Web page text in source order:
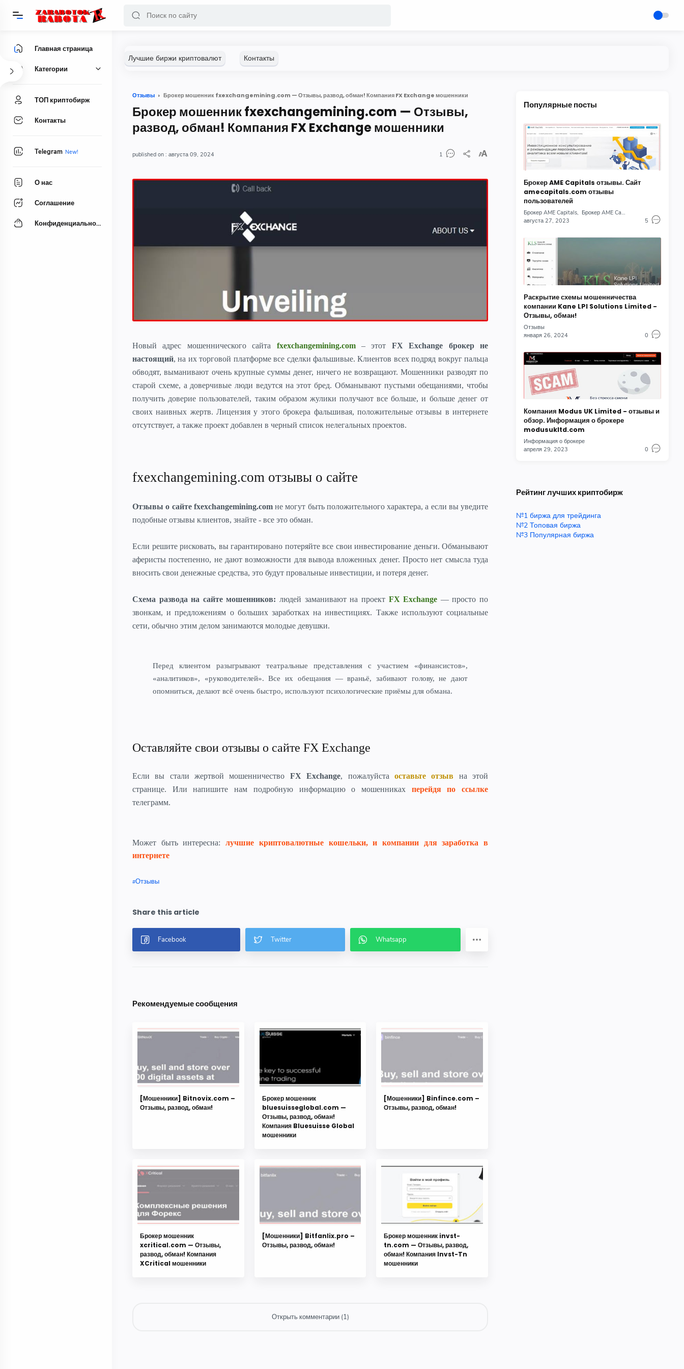
Отзывы Брокер мошенник fxexchangemining.com — Отзывы, развод, обман! Компания FX Exchange мошенники
Брокер мошенник fxexchangemining.com — Отзывы,
развод, обман! Компания FX Exchange мошенники
августа 09, 2024 1
Новый адрес мошеннического сайта fxexchangemining.com– этот FX Exchange брокер не
настоящий, на их торговой платформе все сделки фальшивые.Клиентов всех подряд вокруг пальца
обводят, выманивают очень крупные суммы денег, ничего не возвращают. Мошенники разводят по
старой схеме, а доверчивые люди ведутся на этот бред. Обманывают пустыми обещаниями, чтобы
получить доверие пользователей, таким образом жулики получают все больше, и больше денег от
своих наивных жертв. Лицензия у этого брокера фальшивая, положительные отзывы в интернете
отсутствует, а также проект добавлен в черный список нелегальных проектов.
fxexchangemining.com отзывы о сайте
Отзывы о сайте fxexchangemining.comне могут быть положительного характера, а если вы уведите
подобные отзывы клиентов, знайте - все это обман.
Если решите рисковать, вы гарантировано потеряйте все свои инвестирование деньги. Обманывают
аферисты постепенно, не дают возможности для вывода вложенных денег. Просто нет смысла туда
вносить свои денежные средства, это будут провальные инвестиции, и потеря денег.
Схема развода на сайте мошенников: людей заманивают на проектFX Exchange — просто по
звонкам, и предложениям о больших заработках на инвестициях. Также используют социальные
сети, обычно этим делом занимаются молодые девушки.
Перед клиентом разыгрывают театральные представления с участием «финансистов»,
«аналитиков», «руководителей». Все их обещания — враньё, забивают голову, не дают
опомниться, делают всё очень быстро, используют психологические приёмы для обмана.
Оставляйте свои отзывы о сайте FX Exchange
Если вы стали жертвой мошенничество FX Exchange, пожалуйста оставьте отзыв на этой
странице. Или напишите нам подробную информацию о мошенниках перейдя по ссылке
телеграмм.
Может быть интересна:
лучшие криптовалютные кошельки, и компании для заработка в
интернете
Отзывы
Рекомендуемые сообщения
[Мошенники] Bitnovix.com –
Отзывы, развод, обман!
Брокер мошенник
bluesuisseglobal.com —
Отзывы, развод, обман!
Компания Bluesuisse Global
мошенники
[Мошенники] Binfince.com –
Отзывы, развод, обман!
Брокер мошенник
xcritical.com — Отзывы,
развод, обман! Компания
XCritical мошенники
[Мошенники] Bitfanlix.pro –
Отзывы, развод, обман!
Брокер мошенник invst-
tn.com — Отзывы, развод,
обман! Компания Invst-Tn
мошенники
Открыть комментарии (1)
Популярные посты
Брокер AME Capitals отзывы. Сайт
amecapitals.com отзывы
пользователей
Брокер AME Capitals
Брокер AME Capitals отзывы
августа 27, 2023
5
Раскрытие схемы мошенничества
компании Kane LPI Solutions Limited -
Отзывы, обман!
Отзывы
января 26, 2024
0
Компания Modus UK Limited - отзывы и
обзор. Информация о брокере
modusukltd.com
Информация о брокере
апреля 29, 2023
0
Рейтинг лучших криптобирж
№1 биржа для трейдинга
№2 Топовая биржа
№3 Популярная биржа
Главная страница
Категории
ТОП криптобирж
Контакты
Telegram
О нас
Соглашение
Конфиденциальность